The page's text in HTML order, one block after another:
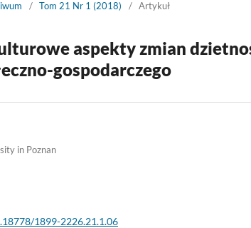
/ Tom 21 Nr 1 (2018) / Artykuł
aspekty zmian
gospodarczego
in Poznan
1899-2226.21.1.06